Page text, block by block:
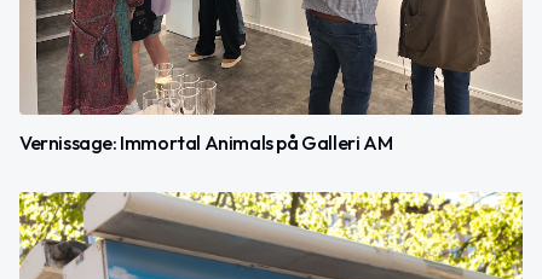
Vernissage: Immortal Animals på Galleri AM